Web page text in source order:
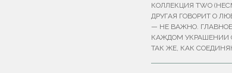
КОЛЛЕКЦИЯ TWO
ДРУГАЯ ГОВОРИТ О
— НЕ ВАЖНО.
КАЖДОМ УКРАШЕНИИ
ТАК ЖЕ, КАК